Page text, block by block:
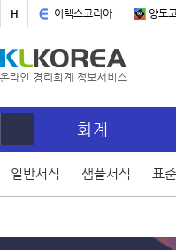
H 이택스코리아 양도
회계
일반서식 샘플서식 표